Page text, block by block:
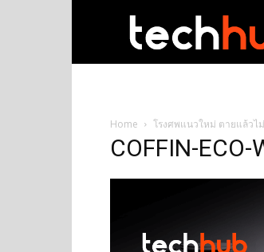
Home โรงศพแนวใหม่ ตายแล้วไ
COFFIN-ECO-